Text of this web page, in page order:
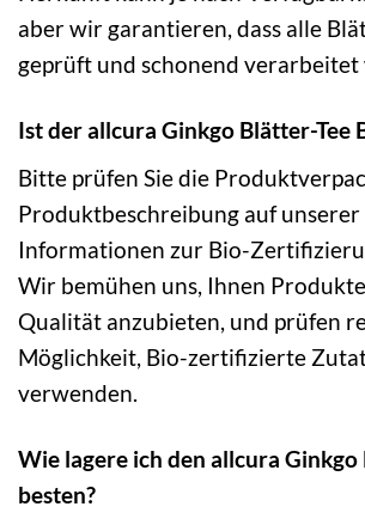
aber wir garantieren, dass alle
geprüft und schonend verarbeitet
Ist der allcura Ginkgo Blätter-Tee
Bitte prüfen Sie die
Produktbeschreibung auf unserer
Informationen zur Bio-
Wir bemühen uns, Ihnen
Qualität anzubieten, und prüfen
Möglichkeit, Bio-zertifizierte
verwenden.
Wie lagere ich den allcura Ginkgo
besten?